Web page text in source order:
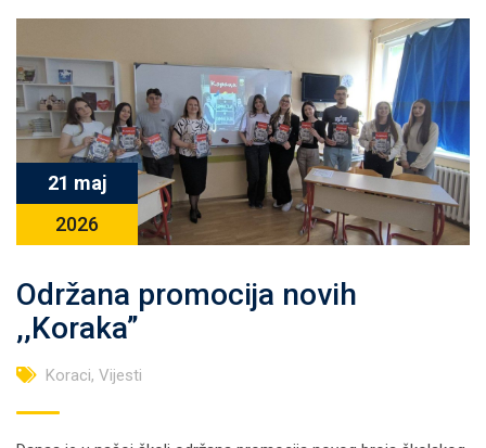
21 maj
2026
Održana promocija novih
,,Koraka”
Koraci, Vijesti